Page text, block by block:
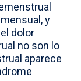
y
dolor
no son lo
aparece